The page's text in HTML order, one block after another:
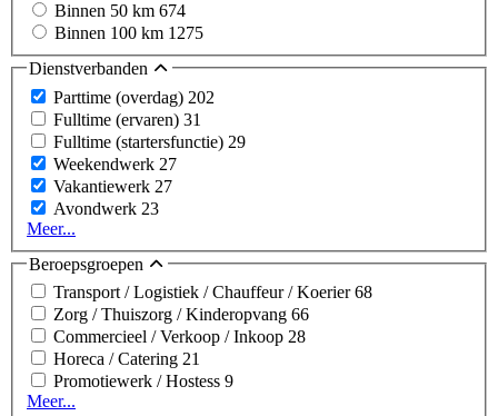
Binnen 50 km 674
Binnen 100 km 1275
Dienstverbanden
Parttime (overdag) 202
Fulltime (ervaren) 31
Fulltime (startersfunctie) 29
Weekendwerk 27
Vakantiewerk 27
Avondwerk 23
Meer...
Beroepsgroepen
Transport / Logistiek / Chauffeur / Koerier68
Zorg / Thuiszorg / Kinderopvang 66
Commercieel / Verkoop / Inkoop 28
Horeca / Catering 21
Promotiewerk / Hostess 9
Meer...